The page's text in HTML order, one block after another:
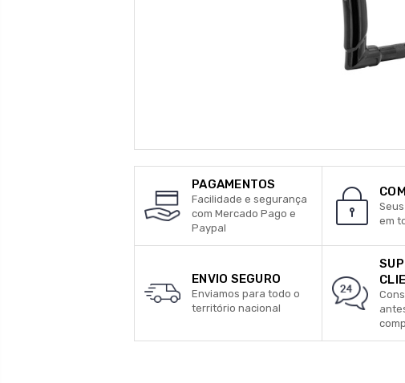
PAGAMENTOS
Facilidade e segurança
com Mercado Pago e
Paypal
em
ENVIO SEGURO
Enviamos para todo o
território nacional